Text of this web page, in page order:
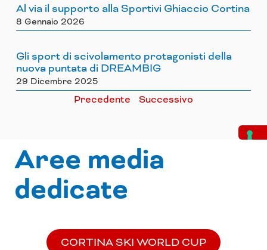
Al via il supporto alla Sportivi Ghiaccio Cortina
8 Gennaio 2026
Gli sport di scivolamento protagonisti della
nuova puntata di DREAMBIG
29 Dicembre 2025
Precedente Successivo
Aree media
dedicate
CORTINA SKI WORLD CUP